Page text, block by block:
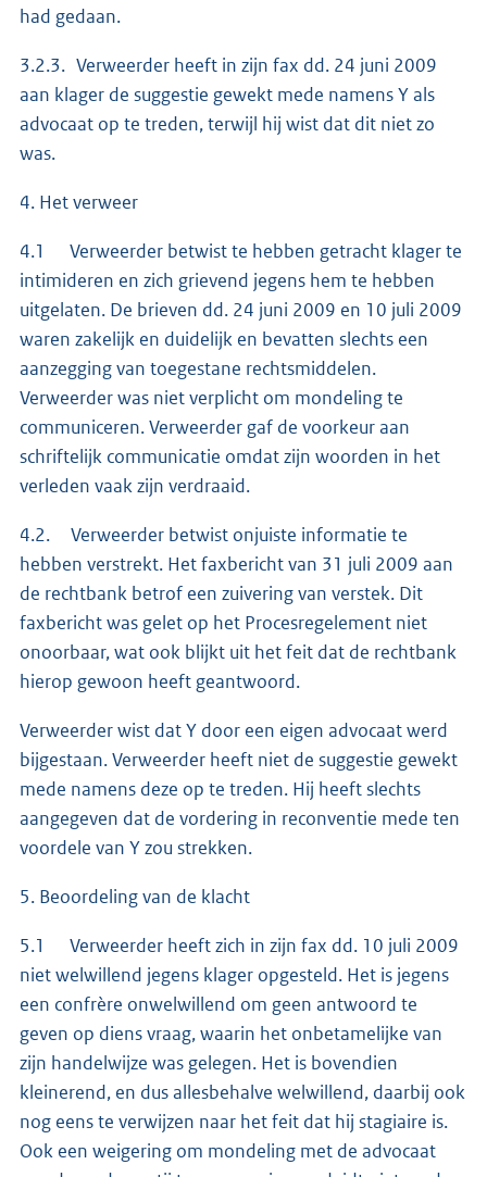
had gedaan.
3.2.3. Verweerder heeft in zijn fax dd. 24 juni 2009
aan klager de suggestie gewekt mede namens Y als
advocaat op te treden, terwijl hij wist dat dit niet zo
was.
4. Het verweer
4.1 Verweerder betwist te hebben getracht klager te
intimideren en zich grievend jegens hem te hebben
uitgelaten. De brieven dd. 24 juni 2009 en 10 juli 2009
waren zakelijk en duidelijk en bevatten slechts een
aanzegging van toegestane rechtsmiddelen.
Verweerder was niet verplicht om mondeling te
communiceren. Verweerder gaf de voorkeur aan
schriftelijk communicatie omdat zijn woorden in het
verleden vaak zijn verdraaid.
4.2. Verweerder betwist onjuiste informatie te
hebben verstrekt. Het faxbericht van 31 juli 2009 aan
de rechtbank betrof een zuivering van verstek. Dit
faxbericht was gelet op het Procesregelement niet
onoorbaar, wat ook blijkt uit het feit dat de rechtbank
hierop gewoon heeft geantwoord.
Verweerder wist dat Y door een eigen advocaat werd
bijgestaan. Verweerder heeft niet de suggestie gewekt
mede namens deze op te treden. Hij heeft slechts
aangegeven dat de vordering in reconventie mede ten
voordele van Y zou strekken.
5. Beoordeling van de klacht
5.1 Verweerder heeft zich in zijn fax dd. 10 juli 2009
niet welwillend jegens klager opgesteld. Het is jegens
een confrère onwelwillend om geen antwoord te
geven op diens vraag, waarin het onbetamelijke van
zijn handelwijze was gelegen. Het is bovendien
kleinerend, en dus allesbehalve welwillend, daarbij ook
nog eens te verwijzen naar het feit dat hij stagiaire is.
Ook een weigering om mondeling met de advocaat